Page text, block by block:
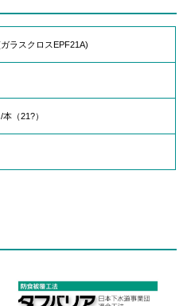
ラスクロスEPF21A)
（21?）